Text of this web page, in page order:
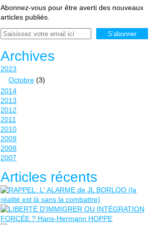
Abonnez-vous pour être averti des nouveaux
articles publiés.
Email
Archives
2023
Octobre (3)
2014
2013
2012
2011
2010
2009
2008
2007
Articles récents